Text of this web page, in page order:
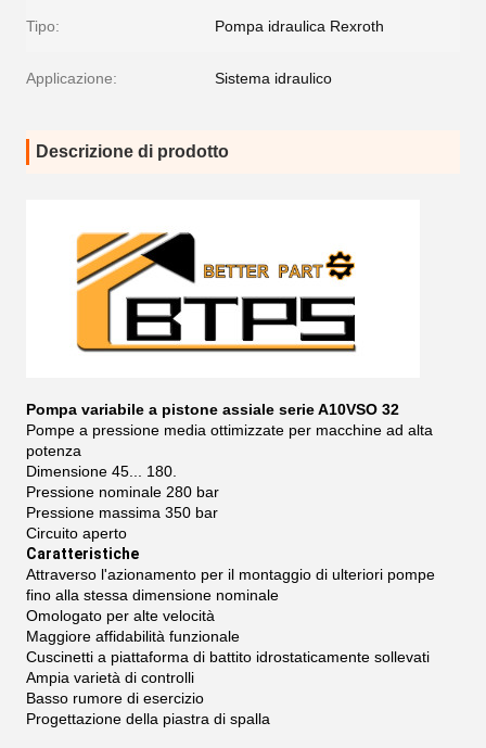
Tipo: Pompa idraulica Rexroth
Applicazione: Sistema idraulico
Descrizione di prodotto
Pompa variabile a pistone assiale serie A10VSO 32
Pompe a pressione media ottimizzate per macchine ad alta
potenza
Dimensione 45... 180.
Pressione nominale 280 bar
Pressione massima 350 bar
Circuito aperto
Caratteristiche
Attraverso l'azionamento per il montaggio di ulteriori pompe
fino alla stessa dimensione nominale
Omologato per alte velocità
Maggiore affidabilità funzionale
Cuscinetti a piattaforma di battito idrostaticamente sollevati
Ampia varietà di controlli
Basso rumore di esercizio
Progettazione della piastra di spalla